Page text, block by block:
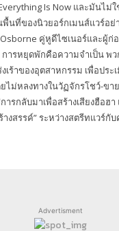
Is Now และมันไม่
ที่ของนิวยอร์กเมนส์แวร์อย่างมีนั
คู่หูดีไซเนอร์และผู้ก่
การหยุดพักคือความจำเป็น พว
เร้าของอุตสาหกรรม เพื่อปร
ไม่หลงทางในวัฏจักรโชว์-ขา
างสรรค์” ระหว่างสตรีทแวร์
Advertisment